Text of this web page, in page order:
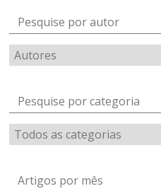
Pesquise por autor
Pesquise por categoria
Artigos por mês